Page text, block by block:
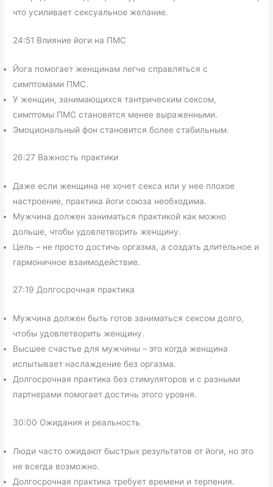
что усиливает сексуальное желание.
24:51 Влияние йоги на ПМС
Йога помогает женщинам легче справляться с
симптомами ПМС.
У женщин, занимающихся тантрическим сексом,
симптомы ПМС становятся менее выраженными.
Эмоциональный фон становится более стабильным.
26:27 Важность практики
Даже если женщина не хочет секса или у нее плохое
настроение, практика йоги союза необходима.
Мужчина должен заниматься практикой как можно
дольше, чтобы удовлетворить женщину.
Цель – не просто достичь оргазма, а создать длительное и
гармоничное взаимодействие.
27:19 Долгосрочная практика
Мужчина должен быть готов заниматься сексом долго,
чтобы удовлетворить женщину.
Высшее счастье для мужчины – это когда женщина
испытывает наслаждение без оргазма.
Долгосрочная практика без стимуляторов и с разными
партнерами помогает достичь этого уровня.
30:00 Ожидания и реальность
Люди часто ожидают быстрых результатов от йоги, но это
не всегда возможно.
Долгосрочная практика требует времени и терпения.